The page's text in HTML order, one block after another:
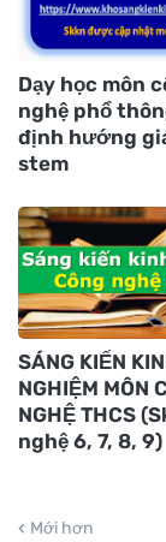
Dạy học môn
nghệ phổ
định hướng
stem
SÁNG KIẾN
NGHIỆM MÔN
NGHỆ THCS
nghệ 6, 7, 8, 9)
Mới hơn